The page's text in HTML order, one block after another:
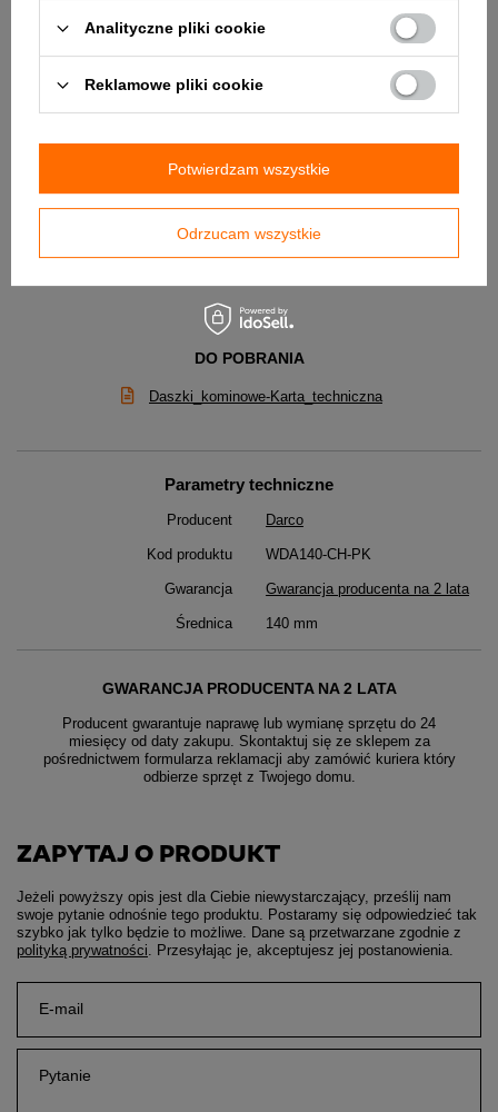
DO POBRANIA
Daszki_kominowe-Karta_techniczna
Parametry techniczne
Producent Darco
Kod produktu WDA140-CH-PK
Gwarancja Gwarancja producenta na 2 lata
Średnica 140 mm
GWARANCJA PRODUCENTA NA 2 LATA
Producent gwarantuje naprawę lub wymianę sprzętu do 24
miesięcy od daty zakupu. Skontaktuj się ze sklepem za
pośrednictwem formularza reklamacji aby zamówić kuriera który
odbierze sprzęt z Twojego domu.
ZAPYTAJ O PRODUKT
Jeżeli powyższy opis jest dla Ciebie niewystarczający, prześlij nam
swoje pytanie odnośnie tego produktu. Postaramy się odpowiedzieć tak
szybko jak tylko będzie to możliwe.
Dane są przetwarzane zgodnie z
polityką prywatności . Przesyłając je, akceptujesz jej postanowienia.
E-mail
Pytanie
Analityczne pliki cookie
Reklamowe pliki cookie
Odrzucam wszystkie
Potwierdzam wszystkie